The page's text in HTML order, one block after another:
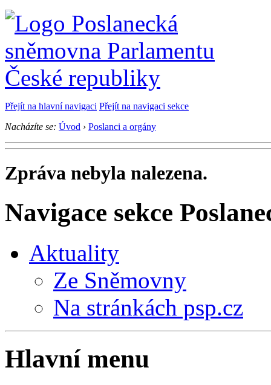
Přejít na hlavní navigaci Přejít na navigaci sekce
Nacházíte se: Úvod › Poslanci a orgány
Zpráva nebyla nalezena.
Navigace sekce
Aktuality
Ze Sněmovny
Na stránkách psp.cz
Hlavní menu